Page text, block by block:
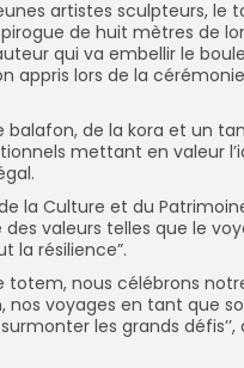
artistes sculpteurs, le
de huit mètres de
qui va embellir le
appris lors de la cérémonie
balafon, de la kora et un
mettant en valeur
la Culture et du
valeurs telles que le
la résilience”.
totem, nous célébrons
nos voyages en tant que
les grands